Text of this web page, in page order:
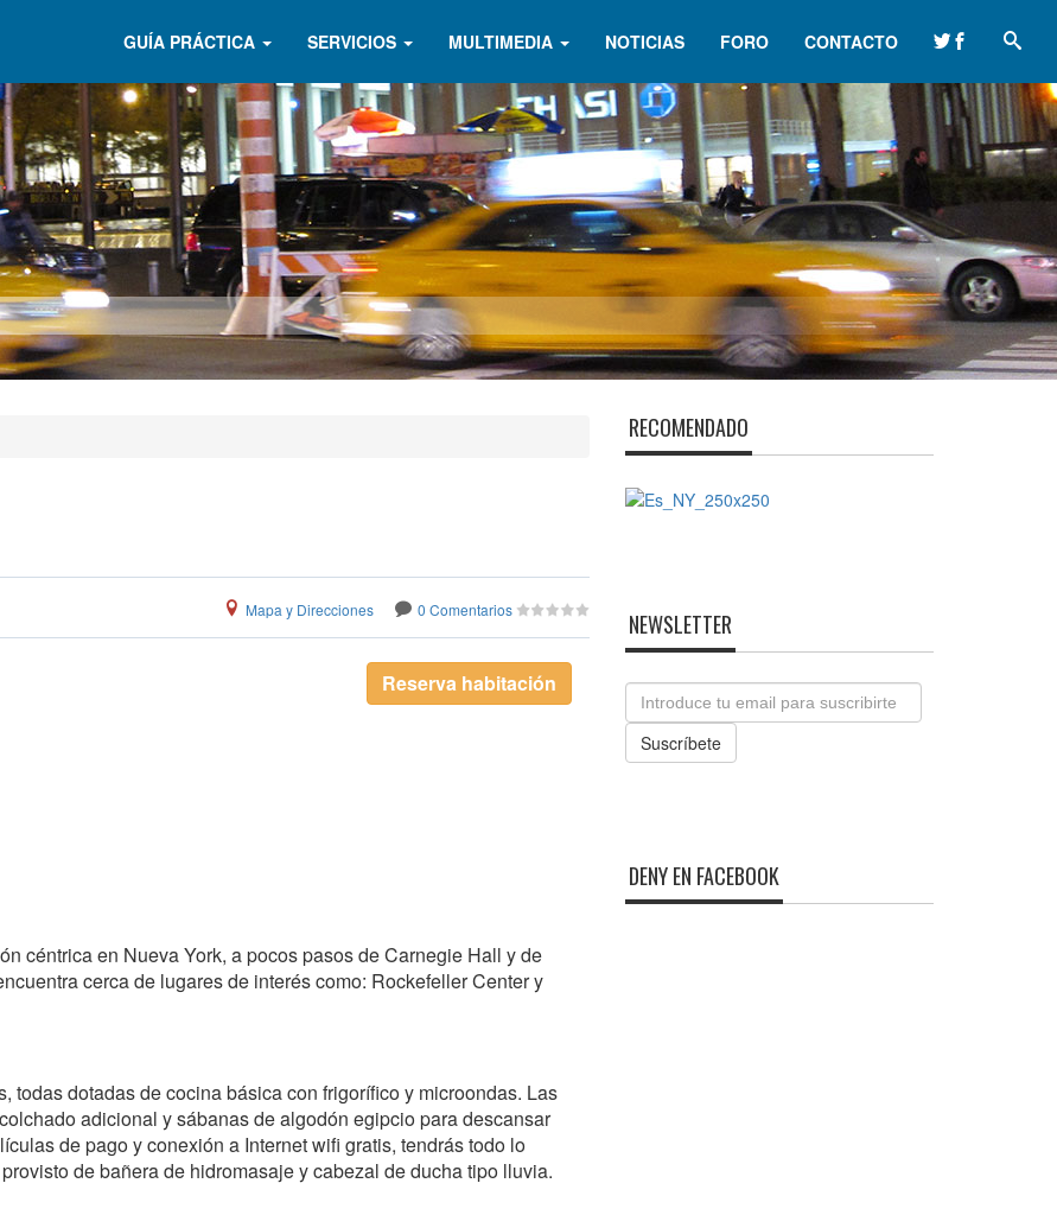
GUÍA PRÁCTICA SERVICIOS MULTIMEDIA NOTICIAS FORO CONTACTO
0 Comentarios
Mapa y Direcciones
Reserva habitación
céntrica en Nueva York, a pocos pasos de Carnegie Hall y de
cerca de lugares de interés como: Rockefeller Center y
todas dotadas de cocina básica con frigorífico y microondas. Las
adicional y sábanas de algodón egipcio para descansar
de pago y conexión a Internet wifi gratis, tendrás todo lo
de bañera de hidromasaje y cabezal de ducha tipo lluvia.
RECOMENDADO
NEWSLETTER
Email
Suscríbete
DENY EN FACEBOOK